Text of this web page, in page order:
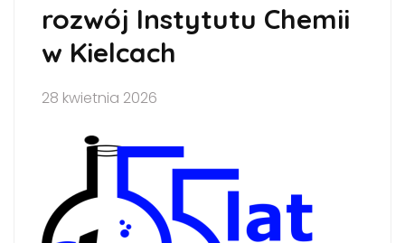
rozwój Instytutu Chemii
w Kielcach
28 kwietnia 2026